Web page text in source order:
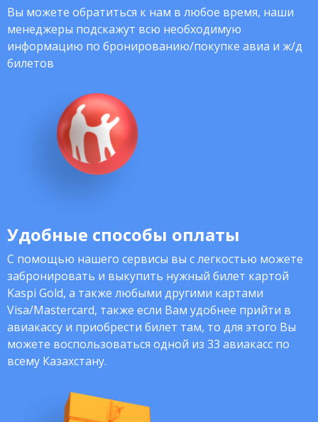
Вы можете обратиться к нам в любое время, наши
менеджеры подскажут всю необходимую
информацию по бронированию/покупке авиа и ж/д
билетов
Удобные способы оплаты
С помощью нашего сервисы вы с легкостью можете
забронировать и выкупить нужный билет картой
Kaspi Gold, а также любыми другими картами
Visa/Mastercard, также если Вам удобнее прийти в
авиакассу и приобрести билет там, то для этого Вы
можете воспользоваться одной из 33 авиакасс по
всему Казахстану.